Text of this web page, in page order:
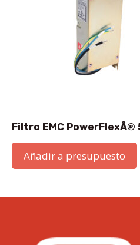
Filtro EMC PowerFlexÂ®
Añadir a presupuesto